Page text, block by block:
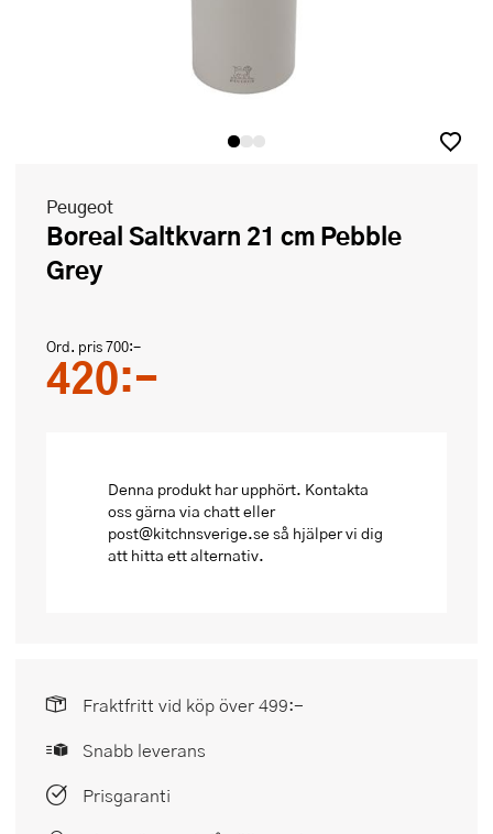
Peugeot
Boreal Saltkvarn 21 cm Pebble
Grey
Ord. pris700:-
420:-
Denna produkt har upphört. Kontakta
oss gärna via chatt eller
post@kitchnsverige.se så hjälper vi dig
att hitta ett alternativ.
Fraktfritt vid köp över 499:-
Snabb leverans
Prisgaranti